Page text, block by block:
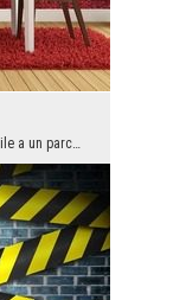
Il dipinto mostra una foresta, forse più simile a un parco. Le passeggiate autunnali nel parco of...